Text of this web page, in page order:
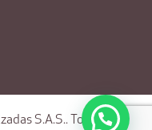
S.A.S.. Todos los